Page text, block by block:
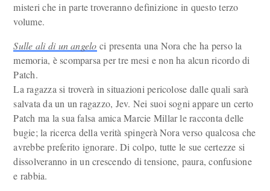
misteri che in parte troveranno definizione in questo terzo
volume.
Sulle ali di un angelo ci presenta una Nora che ha perso la
memoria, è scomparsa per tre mesi e non ha alcun ricordo di
Patch.
La ragazza si troverà in situazioni pericolose dalle quali sarà
salvata da un un ragazzo, Jev. Nei suoi sogni appare un certo
Patch ma la sua falsa amica Marcie Millar le racconta delle
bugie; la ricerca della verità spingerà Nora verso qualcosa che
avrebbe preferito ignorare. Di colpo, tutte le sue certezze si
dissolveranno in un crescendo di tensione, paura, confusione
e rabbia.